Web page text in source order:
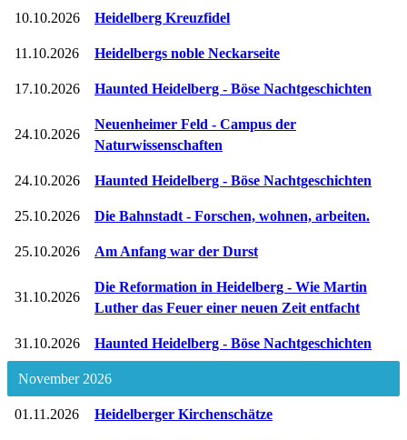
10.10.2026 Heidelberg Kreuzfidel
11.10.2026 Heidelbergs noble Neckarseite
17.10.2026 Haunted Heidelberg - Böse Nachtgeschichten
24.10.2026
Neuenheimer Feld - Campus der
Naturwissenschaften
24.10.2026 Haunted Heidelberg - Böse Nachtgeschichten
25.10.2026 Die Bahnstadt - Forschen, wohnen, arbeiten.
25.10.2026 Am Anfang war der Durst
31.10.2026
Die Reformation in Heidelberg - Wie Martin
Luther das Feuer einer neuen Zeit entfacht
31.10.2026 Haunted Heidelberg - Böse Nachtgeschichten
November 2026
01.11.2026 Heidelberger Kirchenschätze